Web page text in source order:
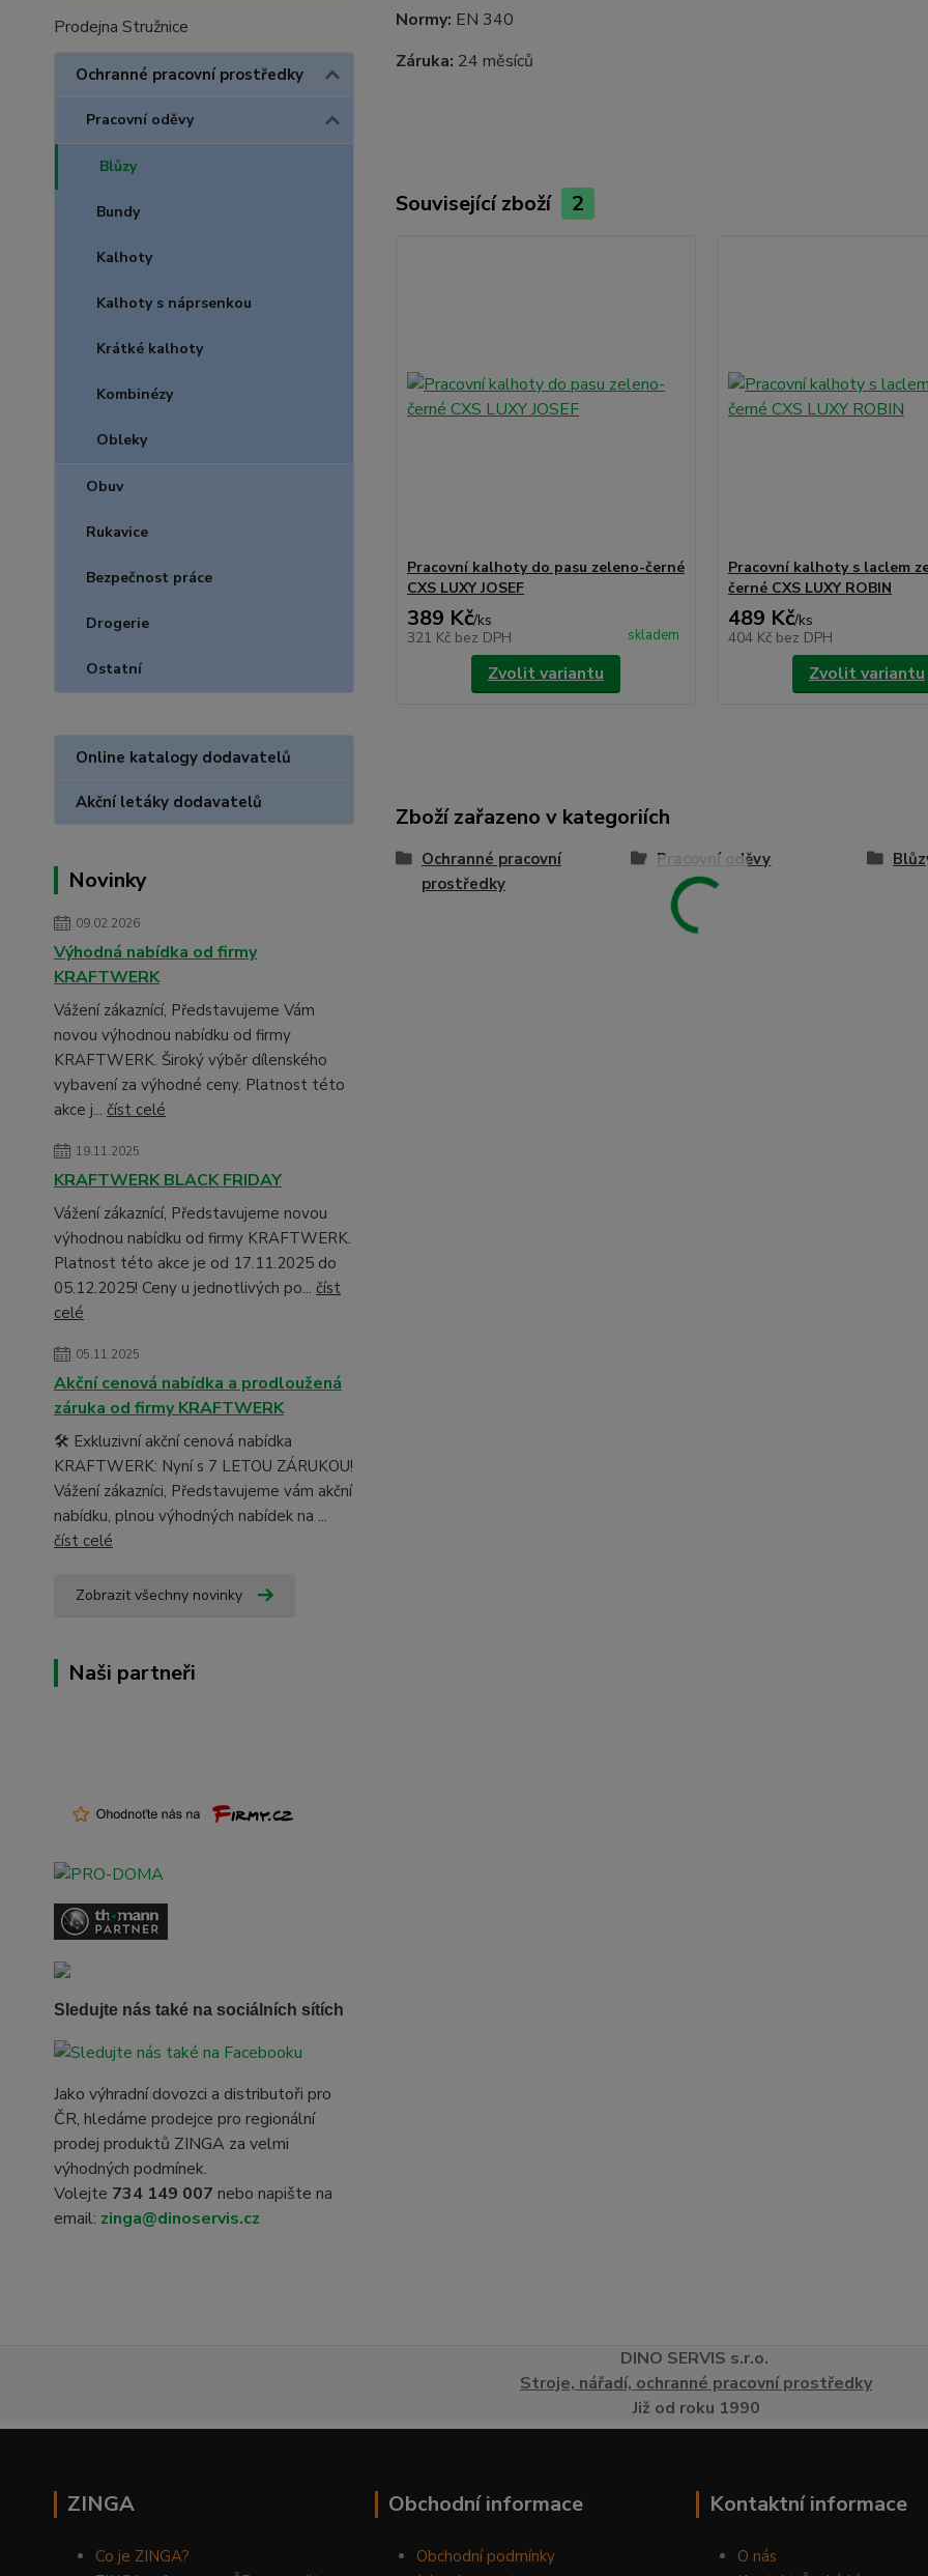
Prodejna Stružnice
Ochranné pracovní prostředky
Pracovní oděvy
Blůzy
Bundy
Kalhoty
Kalhoty s náprsenkou
Krátké kalhoty
Kombinézy
Obleky
Obuv
Rukavice
Bezpečnost práce
Drogerie
Ostatní
Online katalogy dodavatelů
Akční letáky dodavatelů
Novinky
09.02.2026
Výhodná nabídka od firmy
KRAFTWERK
Vážení zákaznící, Představujeme Vám
novou výhodnou nabídku od firmy
KRAFTWERK. Široký výběr dílenského
vybavení za výhodné ceny. Platnost této
akce j... číst celé
19.11.2025
KRAFTWERK BLACK FRIDAY
Vážení zákaznící, Představujeme novou
výhodnou nabídku od firmy KRAFTWERK.
Platnost této akce je od 17.11.2025 do
05.12.2025! Ceny u jednotlivých po... číst
celé
05.11.2025
Akční cenová nabídka a prodloužená
záruka od firmy KRAFTWERK
🛠️ Exkluzivní akční cenová nabídka
KRAFTWERK: Nyní s 7 LETOU ZÁRUKOU!
Vážení zákazníci, Představujeme vám akční
nabídku, plnou výhodných nabídek na ...
číst celé
Zobrazit všechny novinky
Naši partneři
Sledujte nás také na sociálních sítích
Jako výhradní dovozci a distributoři pro
ČR, hledáme prodejce pro regionální
prodej produktů ZINGA za velmi
výhodných podmínek.
Volejte 734 149 007 nebo napište na
email: zinga@dinoservis.cz
Normy: EN 340
Záruka: 24 měsíců
Související zboží 2
Pracovní kalhoty do pasu zeleno-černé
CXS LUXY JOSEF
389 Kč/ks
321 Kč bez DPH skladem
Zvolit variantu
Pracovní kalhoty s laclem
černé CXS LUXY ROBIN
489 Kč/ks
404 Kč bez DPH
Zvolit variantu
Zboží zařazeno v kategoriích
Ochranné pracovní
prostředky
Pracovní oděvy
DINO SERVIS s.r.o.
Stroje, nářadí, ochranné pracovní prostředky
Již od roku 1990
ZINGA
Co je ZINGA?
Obchodní informace
Obchodní podmínky
Kontaktní informace
O nás